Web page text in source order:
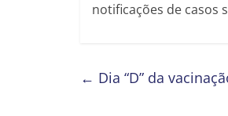
notificações de casos
← Dia “D” da